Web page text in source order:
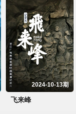
2024-10-13期
飞来峰